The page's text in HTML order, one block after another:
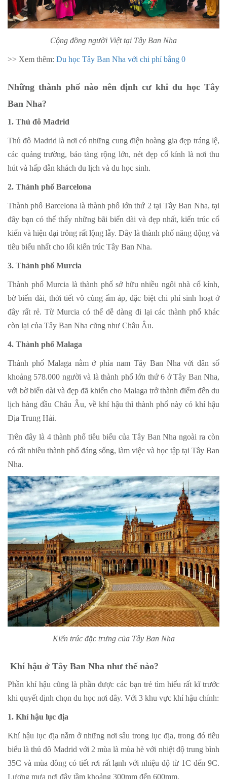
Cộng đồng người Việt tại Tây Ban Nha
>> Xem thêm: Du học Tây Ban Nha với chi phí bằng 0
Những thành phố nào nên định cư khi du học Tây
Ban Nha?
1. Thủ đô Madrid
Thủ đô Madrid là nơi có những cung điện hoàng gia đẹp tráng lệ,
các quảng trường, bảo tàng rộng lớn, nét đẹp cổ kính là nơi thu
hút và hấp dẫn khách du lịch và du học sinh.
2. Thành phố Barcelona
Thành phố Barcelona là thành phố lớn thứ 2 tại Tây Ban Nha, tại
đây bạn có thể thấy những bãi biển dài và đẹp nhất, kiến trúc cổ
kiến và hiện đại trông rất lộng lẫy. Đây là thành phố năng động và
tiêu biểu nhất cho lối kiến trúc Tây Ban Nha.
3. Thành phố Murcia
Thành phố Murcia là thành phố sở hữu nhiều ngôi nhà cổ kính,
bờ biển dài, thời tiết vô cùng ấm áp, đặc biệt chi phí sinh hoạt ở
đây rất rẻ. Từ Murcia có thể dễ dàng đi lại các thành phố khác
còn lại của Tây Ban Nha cũng như Châu Âu.
4. Thành phố Malaga
Thành phố Malaga nằm ở phía nam Tây Ban Nha với dân số
khoảng 578.000 người và là thành phố lớn thứ 6 ở Tây Ban Nha,
với bờ biển dài và đẹp đã khiến cho Malaga trở thành điểm đến du
lịch hàng đầu Châu Âu, về khí hậu thì thành phố này có khí hậu
Địa Trung Hải.
Trên đây là 4 thành phố tiêu biểu của Tây Ban Nha ngoài ra còn
có rất nhiều thành phố đáng sống, làm việc và học tập tại Tây Ban
Nha.
Kiến trúc đặc trưng của Tây Ban Nha
Khí hậu ở Tây Ban Nha như thế nào?
Phần khí hậu cũng là phần được các bạn trẻ tìm hiểu rất kĩ trước
khi quyết định chọn du học nơi đây. Với 3 khu vực khí hậu chính:
1. Khí hậu lục địa
Khí hậu lục địa nằm ở những nơi sâu trong lục địa, trong đó tiêu
biểu là thủ đô Madrid với 2 mùa là mùa hè với nhiệt độ trung bình
35C và mùa đông có tiết rơi rất lạnh với nhiệu độ từ 1C đến 9C.
Lượng mưa nơi đây tầm khoảng 300mm đến 600mm.